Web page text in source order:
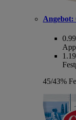
Angebot:
0.99
1.19
45/43%